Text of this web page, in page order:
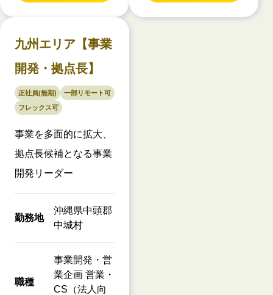
九州エリア【事業
開発・拠点長】
正社員(無期)
一部リモート可
フレックス可
事業を多面的に拡大、
拠点長候補となる事業
開発リーダー
勤務地
沖縄県中頭郡
中城村
職種
事業開発・営
業企画 営業・
CS（法人向